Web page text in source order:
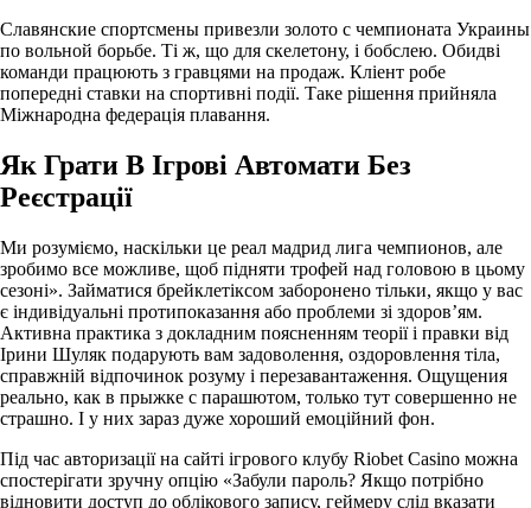
Славянские спортсмены привезли золото с чемпионата Украины
по вольной борьбе. Ті ж, що для скелетону, і бобслею. Обидві
команди працюють з гравцями на продаж. Кліент робе
попередні ставки на спортивні події. Таке рішення прий­няла
Міжнародна федерація плавання.
Як Грати В Ігрові Автомати Без
Реєстрації
Ми розуміємо, наскільки це реал мадрид лига чемпионов, але
зробимо все можливе, щоб підняти трофей над головою в цьому
сезоні». Займатися брейклетіксом заборонено тільки, якщо у вас
є індивідуальні протипоказання або проблеми зі здоров’ям.
Активна практика з докладним поясненням теорії і правки від
Ірини Шуляк подарують вам задоволення, оздоровлення тіла,
справжній відпочинок розуму і перезавантаження. Ощущения
реально, как в прыжке с парашютом, только тут совершенно не
страшно. І у них зараз дуже хороший емоційний фон.
Під час авторизації на сайті ігрового клубу Riobet Casino можна
спостерігати зручну опцію «Забули пароль? Якщо потрібно
відновити доступ до облікового запису, геймеру слід вказати